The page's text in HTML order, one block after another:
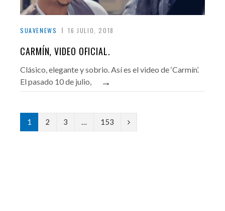
SUAVENEWS 16 JULIO, 2018
CARMÍN, VIDEO OFICIAL.
Clásico, elegante y sobrio. Así es el video de ‘Carmín’.
El pasado 10 de julio,
→
1 2 3 … 153
N